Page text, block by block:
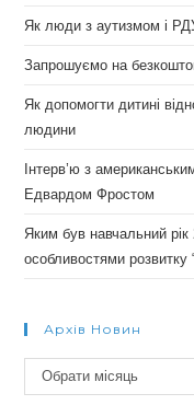
Як люди з аутизмом і
Запрошуємо на
Як допомогти дитині
людини
Інтерв’ю з
Едвардом Фростом
Яким був навчальний
особливостями розвитку
Архів Новин
Архів
новин
Обрати місяць